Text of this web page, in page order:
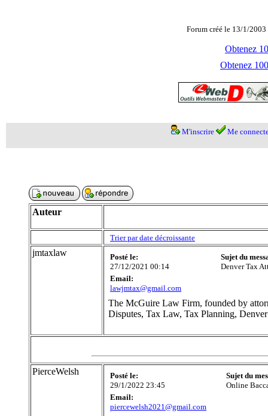
Forum créé le 13/1/
Obtenez
Obtenez
M'inscrire Me
Auteur
Trier par date décroissante
jmtaxlaw
Posté le:
27/12/2021 00:14
Sujet du
Denver Tax
Email:
lawjmtax@gmail.com
The McGuire Law Firm, founded by
Disputes, Tax Law, Tax Planning,
PierceWelsh
Posté le:
29/1/2022 23:45
Sujet du
Online
Email:
piercewelsh2021@gmail.com